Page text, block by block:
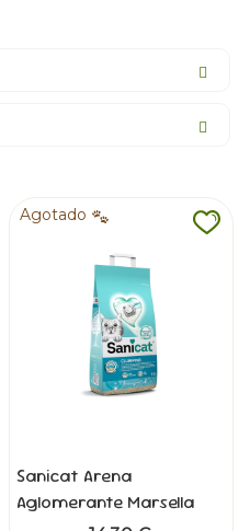
Agotado
Sanicat Arena
Aglomerante Marsella